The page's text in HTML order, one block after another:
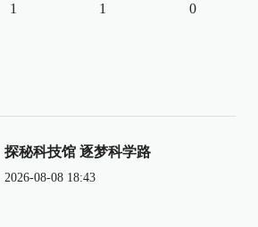
1 1 0
探秘科技馆 逐梦科学路
2026-08-08 18:43